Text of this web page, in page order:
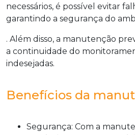
necessários, é possível evitar
garantindo a segurança do
. Além disso, a manutenção
a continuidade do
indesejadas.
Benefícios da
Segurança: Com a manutenção adequada, é